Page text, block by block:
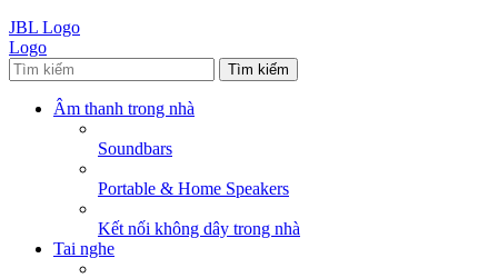
JBL Logo
Logo
Tìm kiếm
Âm thanh trong nhà
Soundbars
Portable & Home Speakers
Kết nối không dây trong nhà
Tai nghe